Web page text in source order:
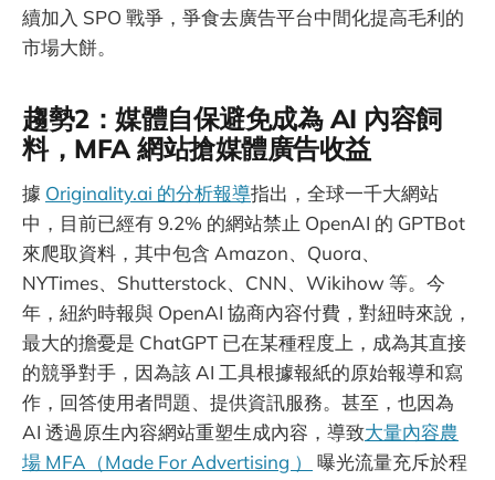
續加入 SPO 戰爭，爭食去廣告平台中間化提高毛利的
市場大餅。
趨勢2：媒體自保避免成為 AI 內容飼
料，MFA 網站搶媒體廣告收益
據 Originality.ai 的分析報導指出，全球一千大網站
中，目前已經有 9.2% 的網站禁止 OpenAI 的 GPTBot
來爬取資料，其中包含 Amazon、Quora、
NYTimes、Shutterstock、CNN、Wikihow 等。今
年，紐約時報與 OpenAI 協商內容付費，對紐時來說，
最大的擔憂是 ChatGPT 已在某種程度上，成為其直接
的競爭對手，因為該 AI 工具根據報紙的原始報導和寫
作，回答使用者問題、提供資訊服務。甚至，也因為
AI 透過原生內容網站重塑生成內容，導致大量內容農
場 MFA（Made For Advertising ）
曝光流量充斥於程